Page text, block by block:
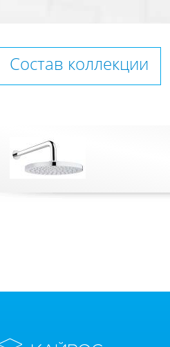
Состав коллекции